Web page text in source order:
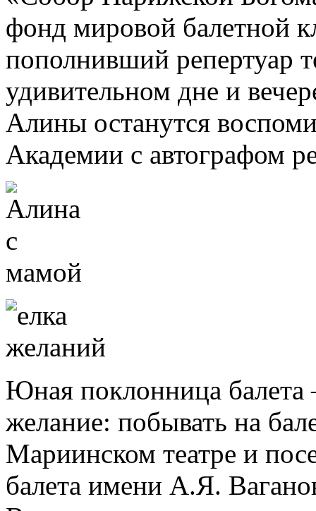
фонд мировой балетной
пополнивший репертуар
удивительном дне и
Алины останутся
Академии с автографом
Юная поклонница балета
желание: побывать на
Мариинском театре и
балета имени А.Я.